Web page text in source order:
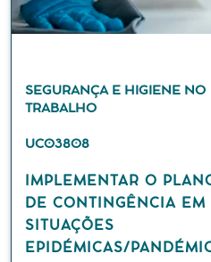
SEGURANÇA E HIGIENE NO
TRABALHO
UC03808
IMPLEMENTAR O
DE CONTINGÊNCIA EM
SITUAÇÕES
EPIDÉMICAS/